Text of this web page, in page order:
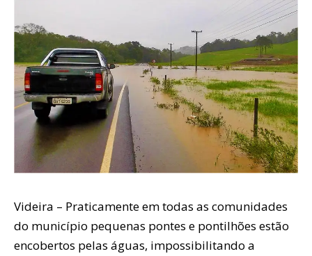
Videira – Praticamente em todas as comunidades
do município pequenas pontes e pontilhões estão
encobertos pelas águas, impossibilitando a